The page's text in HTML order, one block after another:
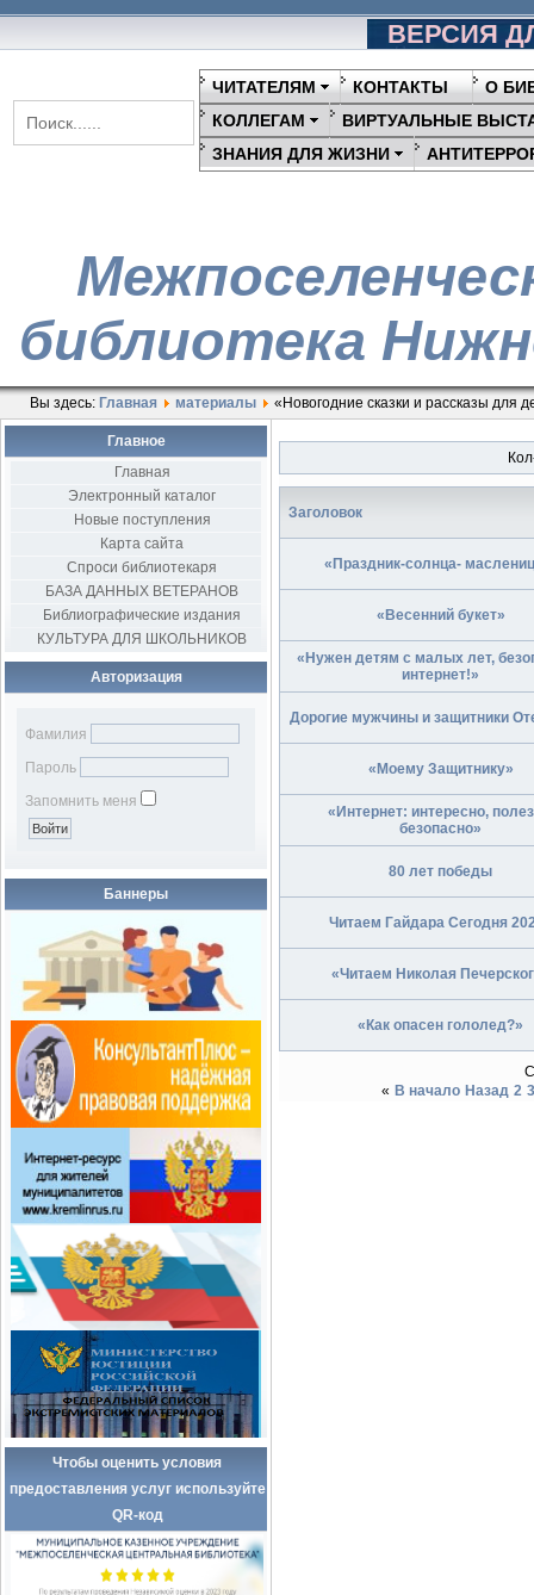
ВЕРСИЯ
ЧИТАТЕЛЯМ КОНТАКТЫ
О
КОЛЛЕГАМ
ВИРТУАЛЬНЫЕ
ЗНАНИЯ ДЛЯ ЖИЗНИ
библиотека
Вы здесь: Главная материалы «Новогодние сказки и рассказы для
Главное
Главная
Электронный каталог
Новые поступления
Карта сайта
Спроси библиотекаря
БАЗА ДАННЫХ ВЕТЕРАНОВ
Библиографические издания
КУЛЬТУРА ДЛЯ ШКОЛЬНИКОВ
Авторизация
Фамилия
Пароль
Запомнить меня
Баннеры
Чтобы оценить условия
предоставления услуг используйте
QR-код
Заголовок
«Праздник-солнца-
«Весенний букет»
«Нужен детям с малых лет,
интернет!»
Дорогие мужчины и защитники
«Моему Защитнику»
«Интернет: интересно,
безопасно»
80 лет победы
Читаем Гайдара Сегодня
«Читаем Николая
«Как опасен гололед?»
« В начало Назад 2 3